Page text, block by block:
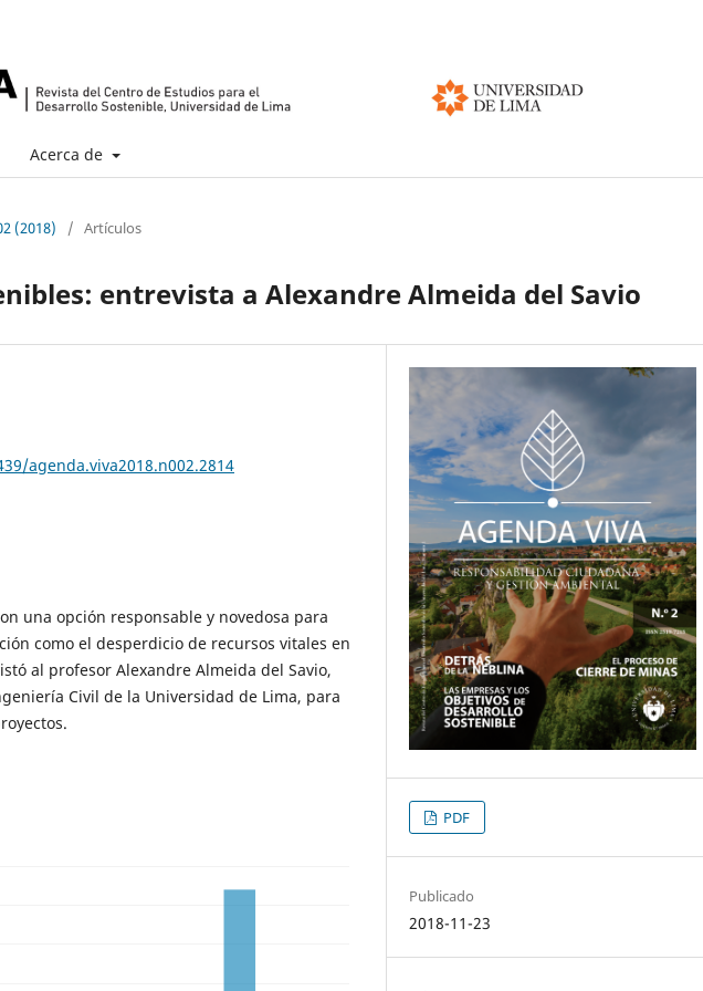
Acerca de
(2018) / Artículos
entrevista a Alexandre Almeida del Savio
agenda.viva2018.n002.2814
una opción responsable y novedosa para
como el desperdicio de recursos vitales en
al profesor Alexandre Almeida del Savio,
Civil de la Universidad de Lima, para
PDF
Publicado
2018-11-23